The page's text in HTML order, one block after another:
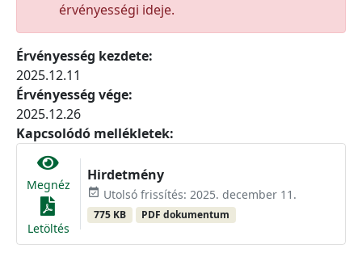
érvényességi ideje.
Érvényesség kezdete:
2025.12.11
Érvényesség vége:
2025.12.26
Kapcsolódó mellékletek:
Megnéz
Letöltés
Hirdetmény
event_available Utolsó frissítés: 2025. december 11.
775 KB PDF dokumentum